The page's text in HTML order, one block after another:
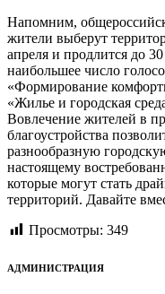
Напомним,
жители выберут
апреля и продлится до
наибольшее число
«Формирование
«Жилье и городская
Вовлечение жителей в
благоустройства
разнообразную
настоящему
которые могут стать
территорий. Давайте
Просмотры: 349
АДМИНИСТРАЦИЯ